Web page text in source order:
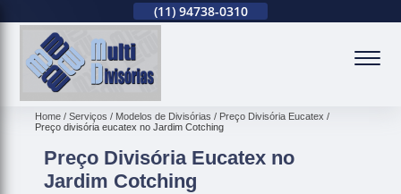
(11) 94738-0310
Home Serviços Modelos de Divisórias
Preço Divisória Eucatex
Preço divisória eucatex no Jardim Cotching
Preço Divisória Eucatex no
Jardim Cotching